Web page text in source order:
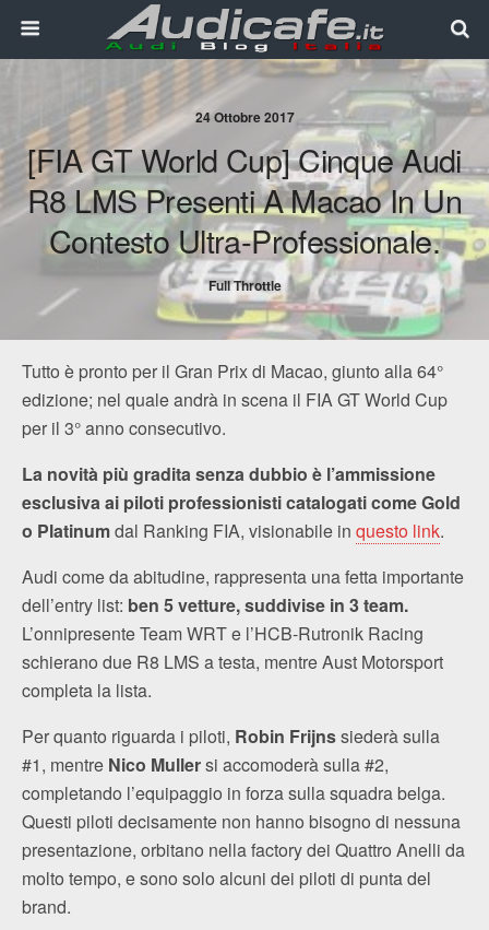
24 Ottobre 2017
[FIA GT World Cup] Cinque Audi
R8 LMS Presenti A Macao In Un
Contesto Ultra-Professionale.
Full Throttle
Tutto è pronto per il Gran Prix di Macao, giunto alla 64°
edizione; nel quale andrà in scena il FIA GT World Cup
per il 3° anno consecutivo.
La novità più gradita senza dubbio è l’ammissione
esclusiva ai piloti professionisti catalogati come Gold
o Platinumdal Ranking FIA, visionabile in questo link.
Audi come da abitudine, rappresenta una fetta importante
dell’entry list: ben 5 vetture, suddivise in 3 team.
L’onnipresente Team WRT e l’HCB-Rutronik Racing
schierano due R8 LMS a testa, mentre Aust Motorsport
completa la lista.
Per quanto riguarda i piloti, Robin Frijnssiederà sulla
#1, mentre Nico Mullersi accomoderà sulla #2,
completando l’equipaggio in forza sulla squadra belga.
Questi piloti decisamente non hanno bisogno di nessuna
presentazione, orbitano nella factory dei Quattro Anelli da
molto tempo, e sono solo alcuni dei piloti di punta del
brand.